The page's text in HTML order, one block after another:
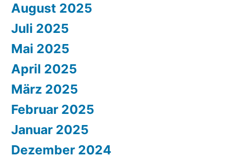
August 2025
Juli 2025
Mai 2025
April 2025
März 2025
Februar 2025
Januar 2025
Dezember 2024